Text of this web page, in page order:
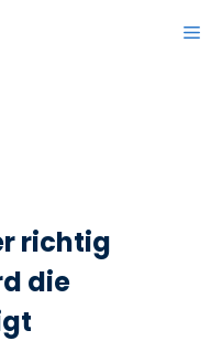
richtig
die